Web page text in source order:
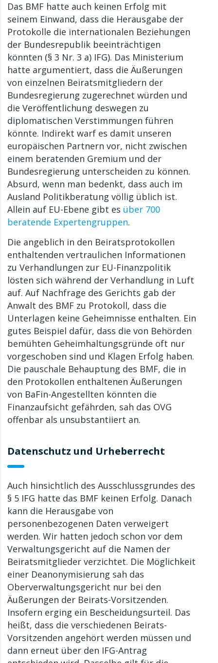
Das BMF hatte auch keinen Erfolg mit
seinem Einwand, dass die Herausgabe der
Protokolle die internationalen Beziehungen
der Bundesrepublik beeinträchtigen
könnten (§ 3 Nr. 3 a) IFG). Das Ministerium
hatte argumentiert, dass die Äußerungen
von einzelnen Beiratsmitgliedern der
Bundesregierung zugerechnet würden und
die Veröffentlichung deswegen zu
diplomatischen Verstimmungen führen
könnte. Indirekt warf es damit unseren
europäischen Partnern vor, nicht zwischen
einem beratenden Gremium und der
Bundesregierung unterscheiden zu können.
Absurd, wenn man bedenkt, dass auch im
Ausland Politikberatung völlig üblich ist.
Allein auf EU-Ebene gibt es über 700
beratende Expertengruppen.
Die angeblich in den Beiratsprotokollen
enthaltenden vertraulichen Informationen
zu Verhandlungen zur EU-Finanzpolitik
lösten sich während der Verhandlung in Luft
auf. Auf Nachfrage des Gerichts gab der
Anwalt des BMF zu Protokoll, dass die
Unterlagen keine Geheimnisse enthalten. Ein
gutes Beispiel dafür, dass die von Behörden
bemühten Geheimhaltungsgründe oft nur
vorgeschoben sind und Klagen Erfolg haben.
Die pauschale Behauptung des BMF, die in
den Protokollen enthaltenen Äußerungen
von BaFin-Angestellten könnten die
Finanzaufsicht gefährden, sah das OVG
offenbar als unsubstantiiert an.
Datenschutz und Urheberrecht
Auch hinsichtlich des Ausschlussgrundes des
§ 5 IFG hatte das BMF keinen Erfolg. Danach
kann die Herausgabe von
personenbezogenen Daten verweigert
werden. Wir hatten jedoch schon vor dem
Verwaltungsgericht auf die Namen der
Beiratsmitglieder verzichtet. Die Möglichkeit
einer Deanonymisierung sah das
Oberverwaltungsgericht nur bei den
Äußerungen der Beirats-Vorsitzenden.
Insofern erging ein Bescheidungsurteil. Das
heißt, dass die verschiedenen Beirats-
Vorsitzenden angehört werden müssen und
dann erneut über den IFG-Antrag